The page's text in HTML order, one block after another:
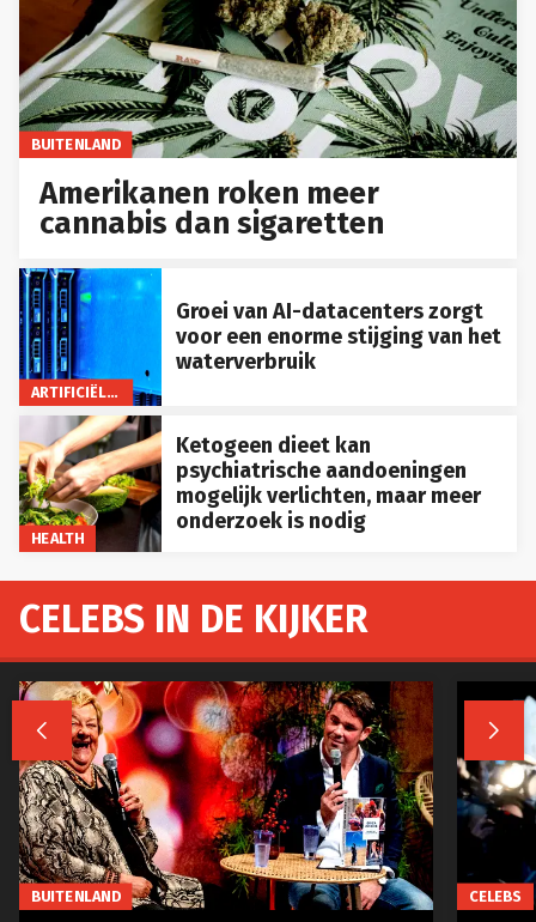
BUITENLAND
Amerikanen roken meer
cannabis dan sigaretten
ARTIFICIËLE INTELLIGENTIE
Groei van AI-datacenters zorgt
voor een enorme stijging van het
waterverbruik
HEALTH
Ketogeen dieet kan
psychiatrische aandoeningen
mogelijk verlichten, maar meer
onderzoek is nodig
CELEBS IN DE KIJKER
 
BUITENLAND CELEBS